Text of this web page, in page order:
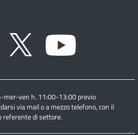
Instagram Twitter
mer-ven h. 11:00-13:00 previo
via mail o a mezzo telefono, con il
referente di settore.